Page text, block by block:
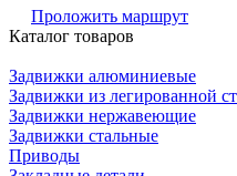
Проложить маршрут
Каталог товаров
Задвижки алюминиевые
Задвижки из легированной
Задвижки нержавеющие
Задвижки стальные
Приводы